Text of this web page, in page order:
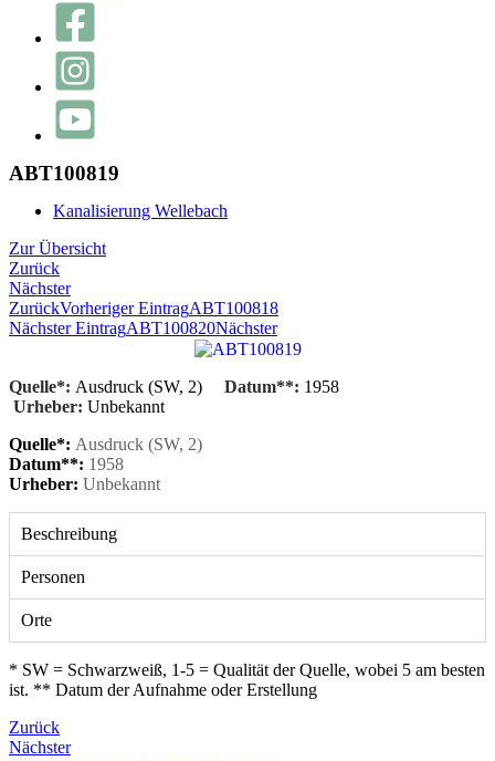
ABT100819
Kanalisierung Wellebach
Zur Übersicht
Zurück
Nächster
ZurückVorheriger EintragABT100818
Nächster EintragABT100820Nächster
Quelle*: Ausdruck (SW, 2) Datum**: 1958
Urheber: Unbekannt
Quelle*: Ausdruck (SW, 2)
Datum**: 1958
Urheber: Unbekannt
Beschreibung
Personen
Orte
* SW = Schwarzweiß, 1-5 = Qualität der Quelle, wobei 5 am besten
ist. ** Datum der Aufnahme oder Erstellung
Zurück
Nächster